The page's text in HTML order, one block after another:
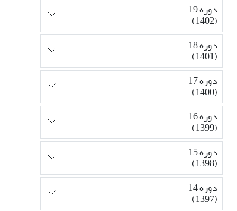
دوره 19
(1402)
دوره 18
(1401)
دوره 17
(1400)
دوره 16
(1399)
دوره 15
(1398)
دوره 14
(1397)